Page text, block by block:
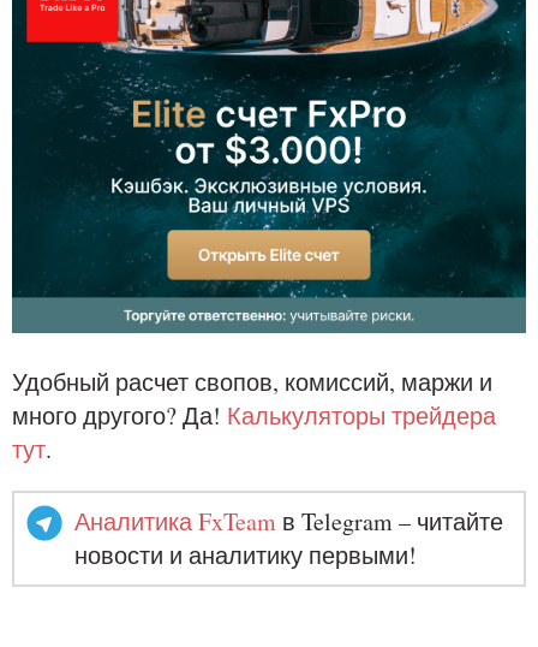
Удобный расчет свопов, комиссий, маржи и
много другого? Да! Калькуляторы трейдера
тут.
Аналитика FxTeam в Telegram – читайте
новости и аналитику первыми!